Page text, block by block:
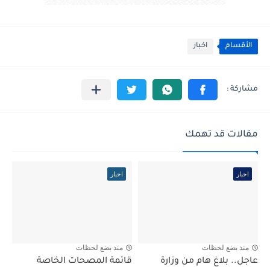
الأقسام اخبار
مقالات قد تهمك
اخبار
منذ بضع لحظات
عاجل.. بلاغ هام من وزارة
اخبار
منذ بضع لحظات
قائمة المصحات الخاصة